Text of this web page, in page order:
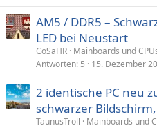
AM5 / DDR5 –
LED bei Neustart
CoSaHR Mainboards und
Antworten 5 15. Dezember
2 identische PC neu
schwarzer
TaunusTroll
Mainboards und